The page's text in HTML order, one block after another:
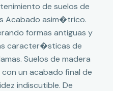
de suelos de
Acabado asim�trico.
formas antiguas y
caracter�sticas de
Suelos de madera
un acabado final de
indiscutible. De